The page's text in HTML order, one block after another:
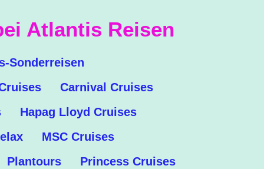
Atlantis Reisen
Sonderreisen
Carnival Cruises
Hapag Lloyd Cruises
MSC Cruises
Plantours
Princess Cruises